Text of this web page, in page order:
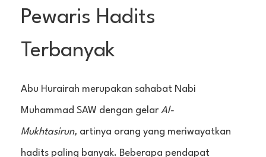
Pewaris Hadits
Terbanyak
Abu Hurairah merupakan sahabat Nabi
Muhammad SAW dengan gelar Al-
Mukhtasirun, artinya orang yang meriwayatkan
hadits paling banyak. Beberapa pendapat